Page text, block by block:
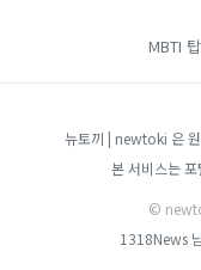
MBTI
뉴토끼 | newtoki 은
본 서비스는
©
1318News